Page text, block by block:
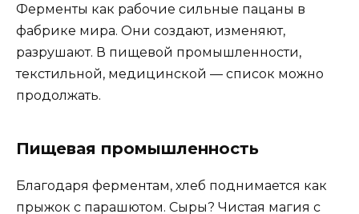
Ферменты как рабочие сильные пацаны в
фабрике мира. Они создают, изменяют,
разрушают. В пищевой промышленности,
текстильной, медицинской — список можно
продолжать.
Пищевая промышленность
Благодаря ферментам, хлеб поднимается как
прыжок с парашютом. Сыры? Чистая магия с